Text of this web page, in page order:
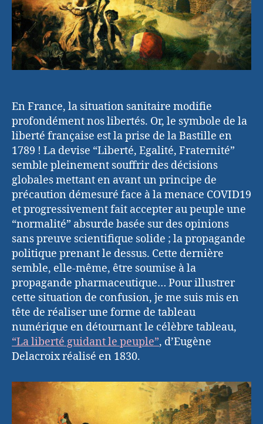
En France, la situation sanitaire modifie
profondément nos libertés. Or, le symbole de la
liberté française est la prise de la Bastille en
1789 ! La devise “Liberté, Egalité, Fraternité”
semble pleinement souffrir des décisions
globales mettant en avant un principe de
précaution démesuré face à la menace COVID19
et progressivement fait accepter au peuple une
“normalité” absurde basée sur des opinions
sans preuve scientifique solide ; la propagande
politique prenant le dessus. Cette dernière
semble, elle-même, être soumise à la
propagande pharmaceutique… Pour illustrer
cette situation de confusion, je me suis mis en
tête de réaliser une forme de tableau
numérique en détournant le célèbre tableau,
“La liberté guidant le peuple”, d’Eugène
Delacroix réalisé en 1830.